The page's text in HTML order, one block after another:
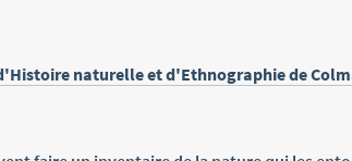
naturelle et d'Ethnographie de